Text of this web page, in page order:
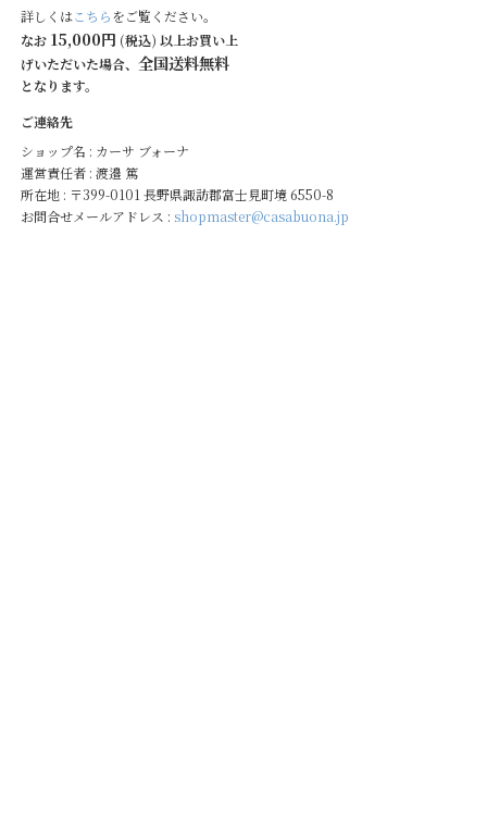
詳しくはこちらをご覧ください。
なお 15,000円 (税込) 以上お買い上
げいただいた場合、 全国送料無料
となります。
ご連絡先
ショップ名 : カーサ ブォーナ
運営責任者 : 渡邉 篤
所在地 : 〒399-0101 長野県諏訪郡富士見町境 6550-8
お問合せメールアドレス : shopmaster@casabuona.jp